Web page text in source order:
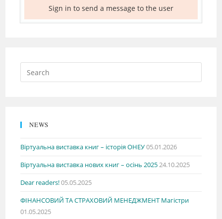
Sign in to send a message to the user
NEWS
Віртуальна виставка книг – історія ОНЕУ05.01.2026
Віртуальна виставка нових книг – осінь 202524.10.2025
Dear readers!05.05.2025
ФІНАНСОВИЙ ТА СТРАХОВИЙ МЕНЕДЖМЕНТ Магістри
01.05.2025